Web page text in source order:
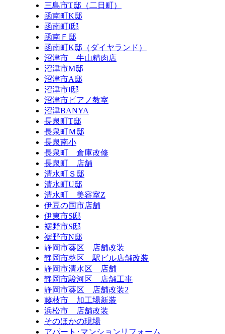
三島市T邸（二日町）
函南町K邸
函南町I邸
函南Ｆ邸
函南町K邸（ダイヤランド）
沼津市 牛山精肉店
沼津市M邸
沼津市A邸
沼津市I邸
沼津市ピアノ教室
沼津BANYA
長泉町T邸
長泉町Ｍ邸
長泉南小
長泉町 倉庫改修
長泉町 店舗
清水町Ｓ邸
清水町U邸
清水町 美容室Z
伊豆の国市店舗
伊東市S邸
裾野市S邸
裾野市N邸
静岡市葵区 店舗改装
静岡市葵区 駅ビル店舗改装
静岡市清水区 店舗
静岡市駿河区 店舗工事
静岡市葵区 店舗改装2
藤枝市 加工場新装
浜松市 店舗改装
そのほかの現場
アパート･マンションリフォーム